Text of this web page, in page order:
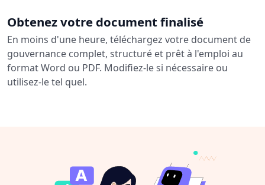
Obtenez votre document finalisé
En moins d'une heure, téléchargez votre document de
gouvernance complet, structuré et prêt à l'emploi au
format Word ou PDF. Modifiez-le si nécessaire ou
utilisez-le tel quel.